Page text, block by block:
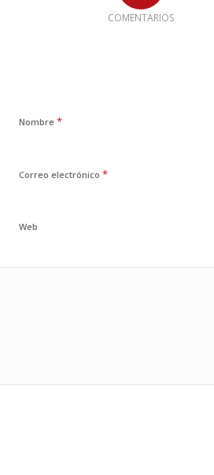
COMENTARIOS
Nombre *
Correo electrónico *
Web